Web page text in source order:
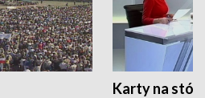
Karty na